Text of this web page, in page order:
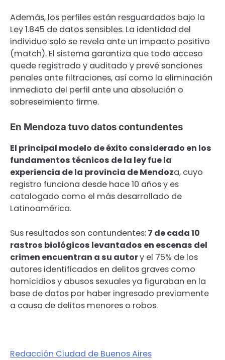
Además, los perfiles están resguardados bajo la
Ley 1.845 de datos sensibles. La identidad del
individuo solo se revela ante un impacto positivo
(match). El sistema garantiza que todo acceso
quede registrado y auditado y prevé sanciones
penales ante filtraciones, así como la eliminación
inmediata del perfil ante una absolución o
sobreseimiento firme.
En Mendoza tuvo datos contundentes
El principal modelo de éxito considerado en los
fundamentos técnicos de la ley fue la
experiencia de la provincia de Mendoza, cuyo
registro funciona desde hace 10 años y es
catalogado como el más desarrollado de
Latinoamérica.
Sus resultados son contundentes:7 de cada 10
rastros biológicos levantados en escenas del
crimen encuentran a su autory el 75% de los
autores identificados en delitos graves como
homicidios y abusos sexuales ya figuraban en la
base de datos por haber ingresado previamente
a causa de delitos menores o robos.
Redacción Ciudad de Buenos Aires